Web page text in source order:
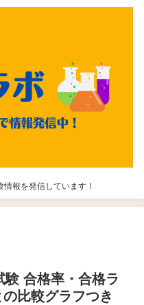
報を発信しています！
験 合格率・合格ラ
比較グラフつき